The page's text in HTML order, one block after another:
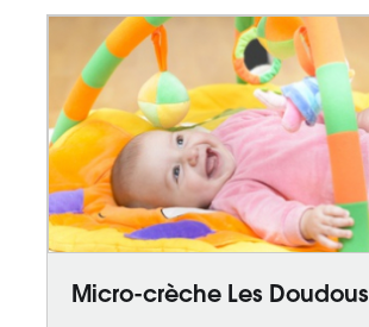
Micro-crèche Les Doudous